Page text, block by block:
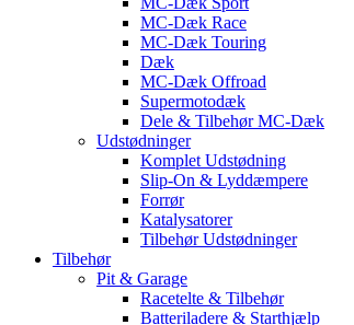
MC-Dæk Race
MC-Dæk Touring
Dæk
MC-Dæk Offroad
Supermotodæk
Dele & Tilbehør MC-Dæk
Udstødninger
Komplet Udstødning
Slip-On & Lyddæmpere
Forrør
Katalysatorer
Tilbehør Udstødninger
Tilbehør
Pit & Garage
Racetelte & Tilbehør
Batteriladere & Starthjælp